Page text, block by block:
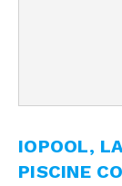
IOPOOL,
PISCINE